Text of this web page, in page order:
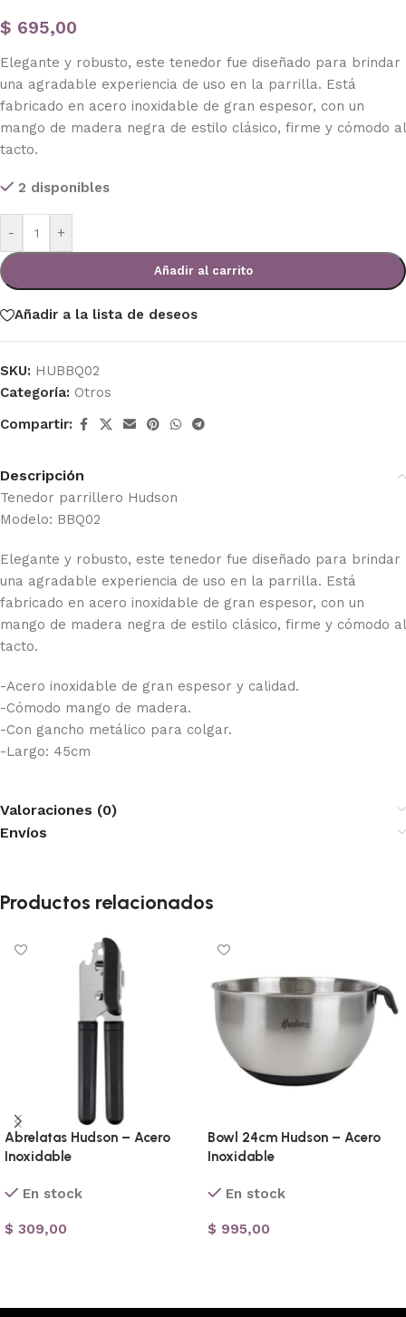
$ 695,00
Elegante y robusto, este tenedor fue diseñado para brindar
una agradable experiencia de uso en la parrilla. Está
fabricado en acero inoxidable de gran espesor, con un
mango de madera negra de estilo clásico, firme y cómodo al
tacto.
2 disponibles
- +
Añadir al carrito
Añadir a la lista de deseos
SKU: HUBBQ02
Categoría: Otros
Compartir:
Descripción
Tenedor parrillero Hudson
Modelo: BBQ02
Elegante y robusto, este tenedor fue diseñado para brindar
una agradable experiencia de uso en la parrilla. Está
fabricado en acero inoxidable de gran espesor, con un
mango de madera negra de estilo clásico, firme y cómodo al
tacto.
-Acero inoxidable de gran espesor y calidad.
-Cómodo mango de madera.
-Con gancho metálico para colgar.
-Largo: 45cm
Valoraciones (0)
Envíos
Productos relacionados
Abrelatas Hudson – Acero
Inoxidable
En stock
$ 309,00
Bowl 24cm Hudson – Acero
Inoxidable
En stock
$ 995,00